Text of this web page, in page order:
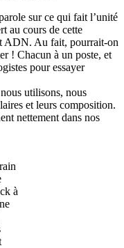
sur ce qui fait l’unité
au cours de cette
ADN. Au fait, pourrait-on
! Chacun à un poste, et
pour essayer
utilisons, nous
et leurs composition.
nettement dans nos
à